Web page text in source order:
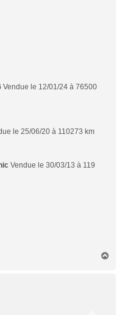
Vendue le 12/01/24 à 76500
le 25/06/20 à 110273 km
Vendue le 30/03/13 à 119